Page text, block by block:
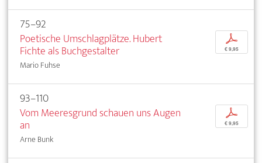
75–92
Poetische Umschlagplätze. Hubert
Fichte als Buchgestalter
Mario Fuhse
p
€ 9,95
93–110
Vom Meeresgrund schauen uns Augen
an
Arne Bunk
p
€ 9,95